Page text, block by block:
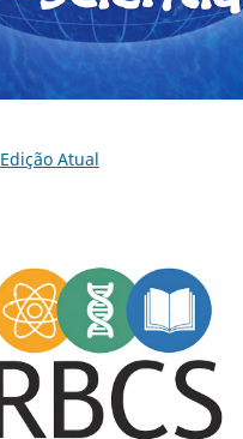
Edição Atual